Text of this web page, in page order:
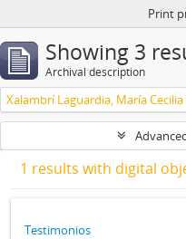
Print
Showing 3
Archival description
1 results with digital
Testimonios